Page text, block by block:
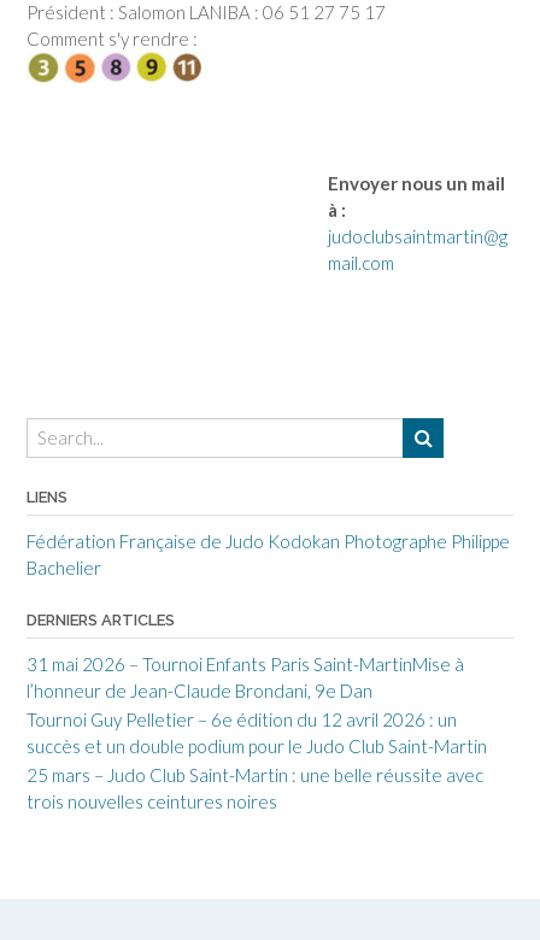
Président : Salomon LANIBA : 06 51 27 75 17
Comment s'y rendre :
Envoyer nous un mail
à :
judoclubsaintmartin@g
mail.com
LIENS
Fédération Française de Judo Kodokan Photographe Philippe
Bachelier
DERNIERS ARTICLES
31 mai 2026 – Tournoi Enfants Paris Saint-MartinMise à
l’honneur de Jean-Claude Brondani, 9e Dan
Tournoi Guy Pelletier – 6e édition du 12 avril 2026 : un
succès et un double podium pour le Judo Club Saint-Martin
25 mars – Judo Club Saint-Martin : une belle réussite avec
trois nouvelles ceintures noires